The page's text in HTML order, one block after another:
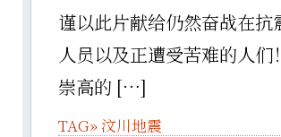
谨以此片献给仍然奋战在
人员以及正遭受苦难的人
崇高的 […]
TAG» 汶川地震